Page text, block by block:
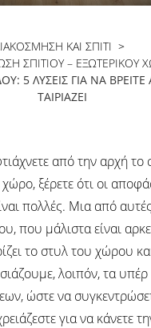
ΚΑΙ ΣΠΙΤΙ >
ΣΠΙΤΙΟΎ – ΕΞΩΤΕΡΙΚΟΎ
5 ΛΎΣΕΙΣ ΓΙΑ ΝΑ
ΤΑΙΡΙΆΖΕΙ
από την αρχή το
ξέρετε ότι οι
πολλές. Μια από
που μάλιστα είναι
το στυλ του χώρου
λοιπόν, τα υπέρ
ώστε να
για να κάνετε